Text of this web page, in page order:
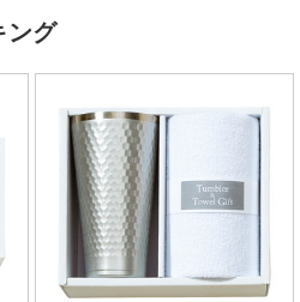
ング